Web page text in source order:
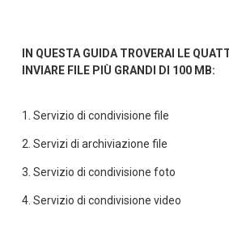
IN QUESTA GUIDA TROVERAI LE
INVIARE FILE PIÙ GRANDI DI 100 MB:
1. Servizio di condivisione file
2. Servizi di archiviazione file
3. Servizio di condivisione foto
4. Servizio di condivisione video